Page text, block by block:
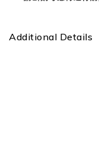
Additional Details